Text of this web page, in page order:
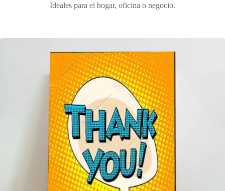
Ideales para el hogar, oficina o negocio.